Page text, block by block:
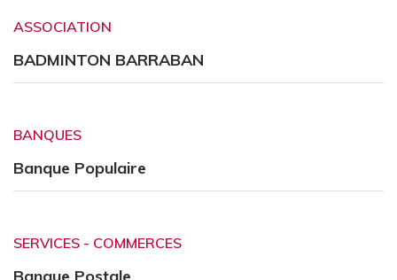
ASSOCIATION
BADMINTON BARRABAN
BANQUES
Banque Populaire
SERVICES - COMMERCES
Banque Postale